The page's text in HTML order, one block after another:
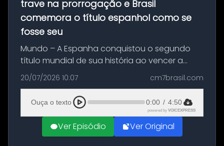
trave na prorrogação e Brasil
comemora o título espanhol como se
fosse seu
Mundo – A Espanha conquistou o segundo
título mundial de sua história ao vencer a
Argentina por 1 a 0, neste domingo (19), na
decisão da Copa do Mundo de 2026. Depois
de um duelo sem gols durante o te...
20/07/2026 10:07 cm7brasil.com
Ouça o texto 0:00 / 4:50
powered by VOICEXPRESS
Ver Episódio Ver Original